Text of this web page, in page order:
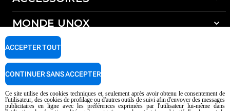
Tous les accessoires
Détergents pour lavage automatique
Détergents pour lavage manuel
Traitement de l'eau avec filtres à résine
MONDE UNOX
Nos bureaux dans le monde
SUPPORT
Garantie Unox
Trouver les Centres SAV
Ce site utilise des cookies techniques et, seulement après avoir obtenu le consentement de
l'utilisateur, des cookies de profilage ou d'autres outils de suivi afin d'envoyer des messages
publicitaires en ligne avec les préférences exprimées par l'utilisateur lui-même dans
ACCEPTER TOUT
CONTINUER SANS ACCEPTER